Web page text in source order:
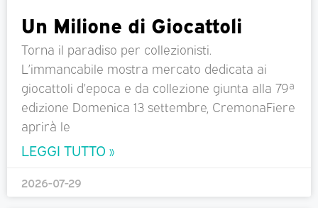
Un Milione di Giocattoli
Torna il paradiso per collezionisti.
L’immancabile mostra mercato dedicata ai
giocattoli d’epoca e da collezione giunta alla 79ª
edizione Domenica 13 settembre, CremonaFiere
aprirà le
LEGGI TUTTO »
2026-07-29